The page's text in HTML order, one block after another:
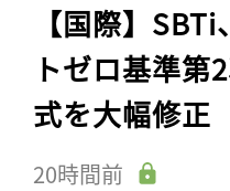
【国際】
トゼロ基準第
式を大幅修正
20時間前